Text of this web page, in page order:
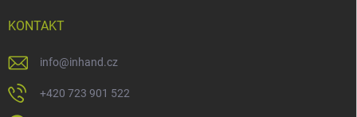
KONTAKT
info@inhand.cz
+420 723 901 522